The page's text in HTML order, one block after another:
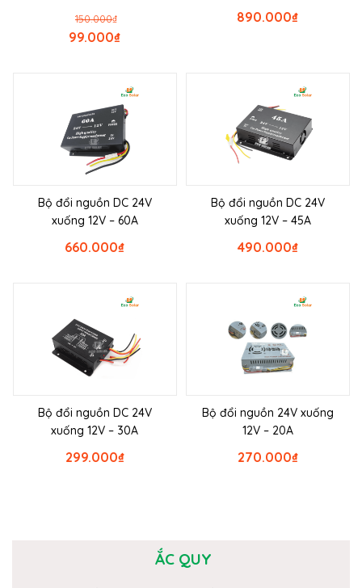
₫
150.000
₫
99.000
₫
890.000
Bộ đổi nguồn DC 24V
xuống 12V – 60A
₫
660.000
Bộ đổi nguồn DC 24V
xuống 12V – 45A
₫
490.000
Bộ đổi nguồn DC 24V
xuống 12V – 30A
₫
299.000
Bộ đổi nguồn 24V xuống
12V – 20A
₫
270.000
ẮC QUY